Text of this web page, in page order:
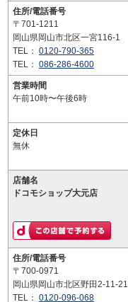
住所/電話番号
〒701-1211
岡山県岡山市北区一宮116-1
TEL： 0120-790-365
TEL： 086-286-4600
営業時間
午前10時〜午後6時
定休日
無休
店舗名
ドコモショップ大元店
住所/電話番号
〒700-0971
岡山県岡山市北区野田2-11-21
TEL： 0120-096-068